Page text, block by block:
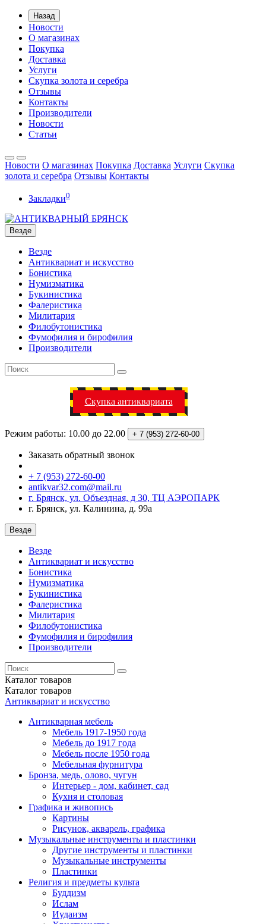
Назад
Новости
О магазинах
Покупка
Доставка
Услуги
Скупка золота и серебра
Отзывы
Контакты
Производители
Новости
Статьи
Новости О магазинах Покупка Доставка Услуги Скупка
золота и серебра Отзывы Контакты
Закладки0
Везде
Везде
Антиквариат и искусство
Бонистика
Нумизматика
Букинистика
Фалеристика
Милитария
Филобутонистика
Фумофилия и бирофилия
Производители
Скупка антиквариата
Режим работы: 10.00 до 22.00 + 7 (953) 272-60-00
Заказать обратный звонок
+ 7 (953) 272-60-00
antikvar32.com@mail.ru
г. Брянск, ул. Объездная, д 30, ТЦ АЭРОПАРК
г. Брянск, ул. Калинина, д. 99а
Везде
Везде
Антиквариат и искусство
Бонистика
Нумизматика
Букинистика
Фалеристика
Милитария
Филобутонистика
Фумофилия и бирофилия
Производители
Каталог товаров
Каталог товаров
Антиквариат и искусство
Антикварная мебель
Мебель 1917-1950 года
Мебель до 1917 года
Мебель после 1950 года
Мебельная фурнитура
Бронза, медь, олово, чугун
Интерьер - дом, кабинет, сад
Кухня и столовая
Графика и живопись
Картины
Рисунок, акварель, графика
Музыкальные инструменты и пластинки
Другие инструменты и пластинки
Музыкальные инструменты
Пластинки
Религия и предметы культа
Буддизм
Ислам
Иудаизм